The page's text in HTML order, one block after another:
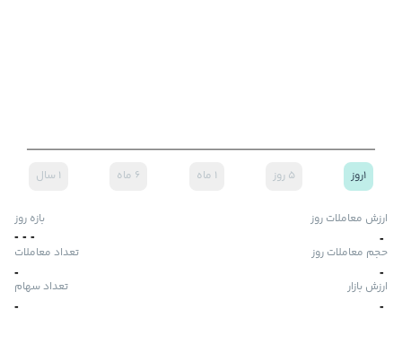
۱روز ۵ روز ۱ ماه ۶ ماه ۱ سال
ارزش معاملات روز
-
بازه روز
-
-
-
حجم معاملات روز
-
تعداد معاملات
-
ارزش بازار
-
تعداد سهام
-